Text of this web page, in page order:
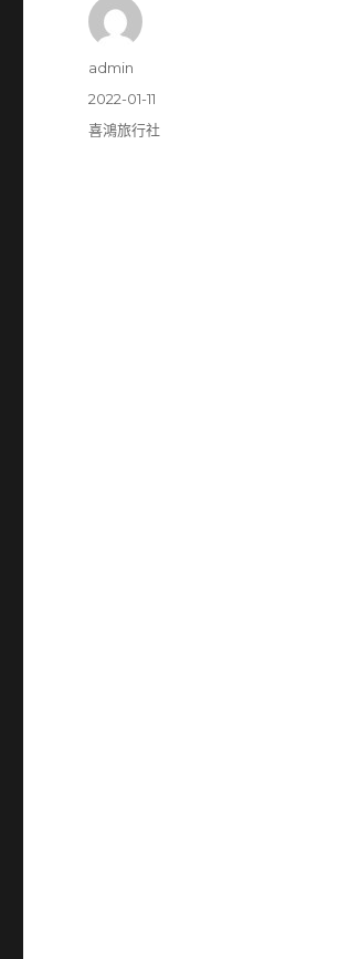
作
admin
發
佈
2022-01-11
分
喜鴻旅行社